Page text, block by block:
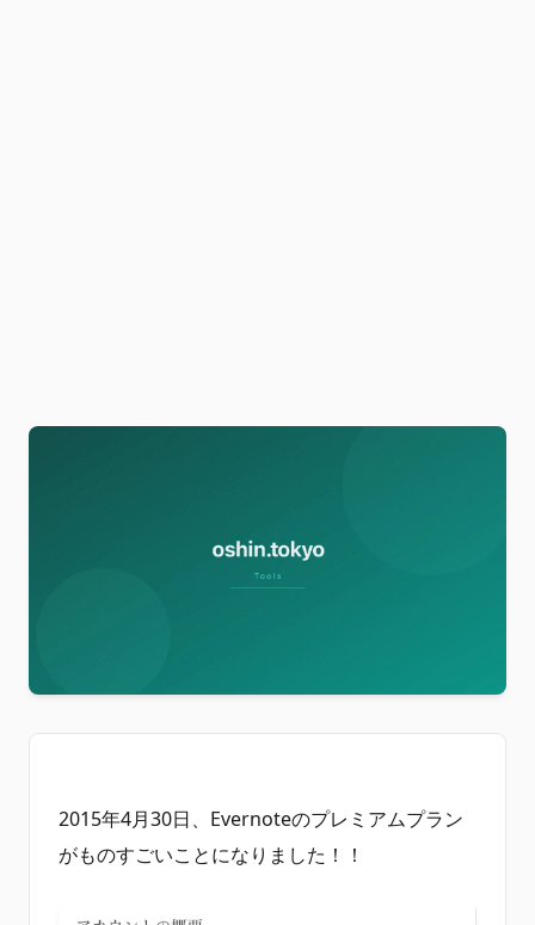
2015年4月30日、Evernoteのプレミアムプラン
がものすごいことになりました！！